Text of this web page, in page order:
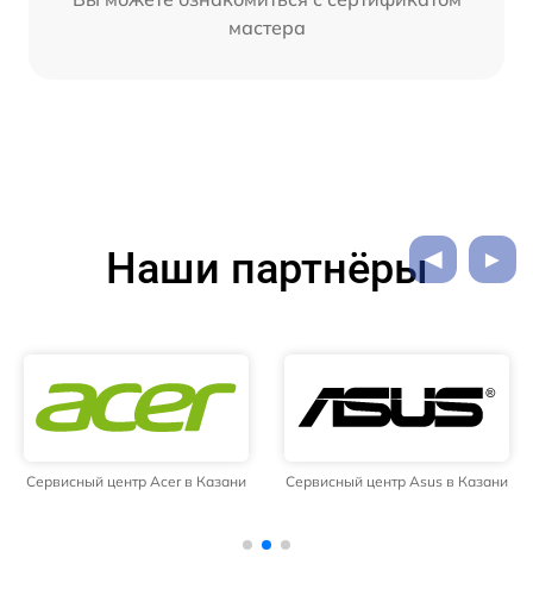
мастера
Наши партнёры
Сервисный центр Acer в Казани Сервисный центр Asus в Казани